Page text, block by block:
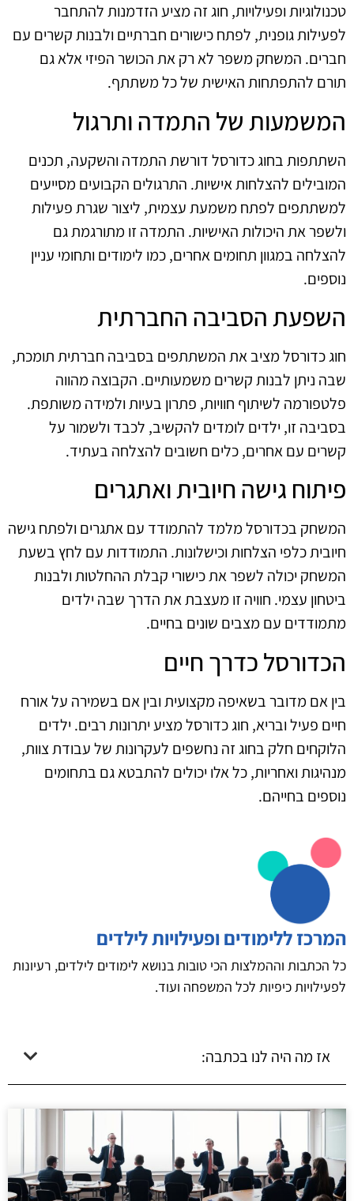
טכנולוגיות ופעילויות, חוג זה מציע הזדמנות להתחבר
לפעילות גופנית, לפתח כישורים חברתיים ולבנות קשרים עם
חברים. המשחק משפר לא רק את הכושר הפיזי אלא גם
תורם להתפתחות האישית של כל משתתף.
המשמעות של התמדה ותרגול
השתתפות בחוג כדורסל דורשת התמדה והשקעה, תכנים
המובילים להצלחות אישיות. התרגולים הקבועים מסייעים
למשתתפים לפתח משמעת עצמית, ליצור שגרת פעילות
ולשפר את היכולות האישיות. התמדה זו מתורגמת גם
להצלחה במגוון תחומים אחרים, כמו לימודים ותחומי עניין
נוספים.
השפעת הסביבה החברתית
חוג כדורסל מציב את המשתתפים בסביבה חברתית תומכת,
שבה ניתן לבנות קשרים משמעותיים. הקבוצה מהווה
פלטפורמה לשיתוף חוויות, פתרון בעיות ולמידה משותפת.
בסביבה זו, ילדים לומדים להקשיב, לכבד ולשמור על
קשרים עם אחרים, כלים חשובים להצלחה בעתיד.
פיתוח גישה חיובית ואתגרים
המשחק בכדורסל מלמד להתמודד עם אתגרים ולפתח גישה
חיובית כלפי הצלחות וכישלונות. התמודדות עם לחץ בשעת
המשחק יכולה לשפר את כישורי קבלת ההחלטות ולבנות
ביטחון עצמי. חוויה זו מעצבת את הדרך שבה ילדים
מתמודדים עם מצבים שונים בחיים.
הכדורסל כדרך חיים
בין אם מדובר בשאיפה מקצועית ובין אם בשמירה על אורח
חיים פעיל ובריא, חוג כדורסל מציע יתרונות רבים. ילדים
הלוקחים חלק בחוג זה נחשפים לעקרונות של עבודת צוות,
מנהיגות ואחריות, כל אלו יכולים להתבטא גם בתחומים
נוספים בחייהם.
המרכז ללימודים ופעילויות לילדים
כל הכתבות וההמלצות הכי טובות בנושא לימודים לילדים, רעיונות
לפעילויות כיפיות לכל המשפחה ועוד.
אז מה היה לנו בכתבה: